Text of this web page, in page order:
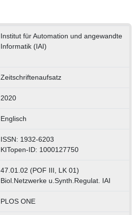
Institut für Automation und angewandte
Informatik (IAI)
Zeitschriftenaufsatz
2020
Englisch
ISSN: 1932-6203
KITopen-ID: 1000127750
47.01.02 (POF III, LK 01)
Biol.Netzwerke u.Synth.Regulat. IAI
PLOS ONE